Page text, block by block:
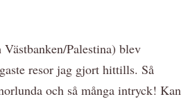
Palestina) blev
resor jag gjort hittills. Så
och så många intryck! Kan